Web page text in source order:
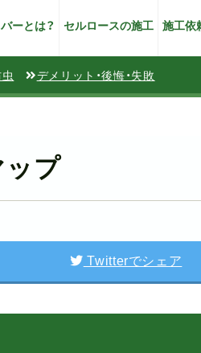
ーとは？ セルロースの施工 施工依
デメリット・後悔・失敗
ップ
Twitterでシェア